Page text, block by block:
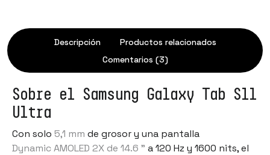
Descripción
Productos relacionados
Comentarios (3)
Sobre el Samsung Galaxy Tab S11
Ultra
Con solo 5,1 mm de grosor y una pantalla
Dynamic AMOLED 2X de 14.6 " a 120 Hz y 1600 nits, el